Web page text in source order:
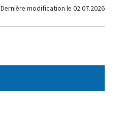
Dernière modification le 02.07.2026